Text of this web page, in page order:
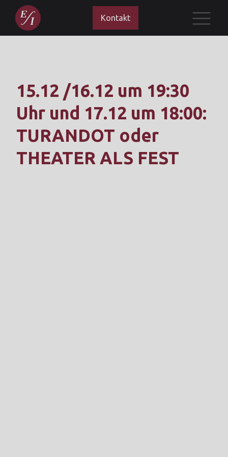
Kontakt
15.12 /16.12 um 19:30
Uhr und 17.12 um 18:00:
TURANDOT oder
THEATER ALS FEST